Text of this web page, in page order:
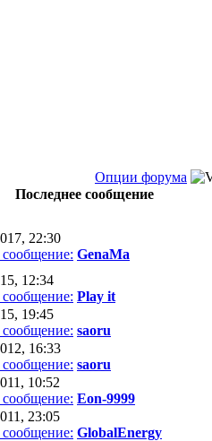
Опции форума
Последнее сообщение
22:30
GenaMa
12:34
Play it
19:45
saoru
16:33
saoru
10:52
Eon-9999
23:05
GlobalEnergy